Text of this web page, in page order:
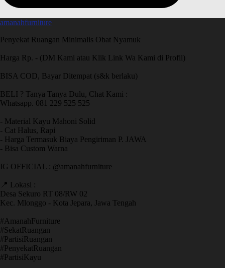
amanahfurniture
Penyekat Ruangan Minimalis Obat Nyamuk
Harga Rp. - (DM Kami atau Klik Link Wa Kami di Profil)
BISA COD, Bayar Ditempat (s&k berlaku)
BELI ? Tanya Tanya Dulu, Chat Kami :
Whatsapp. 081 229 525 525
- Material Kayu Mahoni Solid
- Cat Halus, Rapi
- Harga Termasuk Biaya Pengiriman P. JAWA
- Bisa Custom Warna
IG OFFICIAL : @amanahfurniture
📍 Lokasi :
Desa Sekuro RT 08/RW 02
Kec. Mlonggo - Kota Jepara, Jawa Tengah
​#AmanahFurniture
​#SekatRuangan
​#PartisiRuangan
​#PenyekatRuangan
​#PartisiKayu